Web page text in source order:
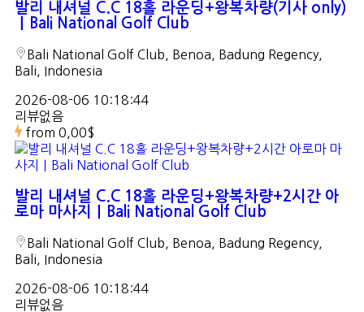
발리 내셔널 C.C 18홀 라운딩+왕복차량(기사 only)
｜Bali National Golf Club
Bali National Golf Club, Benoa, Badung Regency,
Bali, Indonesia
2026-08-06 10:18:44
리뷰없음
from 0,00$
발리 내셔널 C.C 18홀 라운딩+왕복차량+2시간 아
로마 마사지｜Bali National Golf Club
Bali National Golf Club, Benoa, Badung Regency,
Bali, Indonesia
2026-08-06 10:18:44
리뷰없음